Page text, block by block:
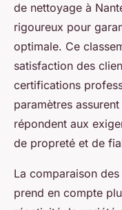
de nettoyage à
rigoureux pour
optimale. Ce
satisfaction des
certifications
paramètres
répondent aux
de propreté et de
La comparaison
prend en compte